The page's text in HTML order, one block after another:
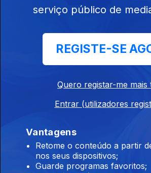
Guerra Civil Espanhola e “El
14 jul. 2026
Guerra Civil Espanhola e “A Las
serviço público de
REGISTE-SE
Quero registar-me mais
Entrar (utilizadores
Vantagens
Retome o conteúdo a partir
nos seus dispositivos;
Guarde programas favoritos;